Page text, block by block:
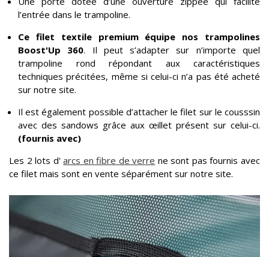
l’entrée dans le trampoline.
Ce filet textile premium équipe nos trampolines
Boost'Up 360. Il peut s’adapter sur n’importe quel
trampoline rond répondant aux caractéristiques
techniques précitées, même si celui-ci n’a pas été acheté
sur notre site.
Il est également possible d’attacher le filet sur le cousssin
avec des sandows grâce aux œillet présent sur celui-ci.
(fournis avec)
Les 2 lots d'arcs en fibre de verre ne sont pas fournis avec
ce filet mais sont en vente séparément sur notre site.